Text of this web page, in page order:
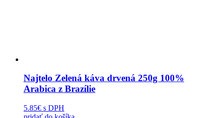
Najtelo Zelená káva drvená 250g 100%
Arabica z Brazílie
5.85€ s DPH